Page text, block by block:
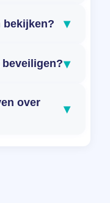
bekijken? ▾
▾
over
▾